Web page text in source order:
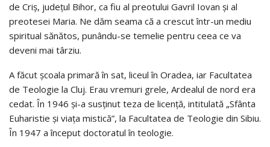
de Criș, județul Bihor, ca fiu al preotului Gavril Iovan şi al
preotesei Maria. Ne dăm seama că a crescut într-un mediu
spiritual sănătos, punându-se temelie pentru ceea ce va
deveni mai târziu.
A făcut şcoala primară în sat, liceul în Oradea, iar Facultatea
de Teologie la Cluj. Erau vremuri grele, Ardealul de nord era
cedat. În 1946 şi-a susţinut teza de licenţă, intitulată „Sfânta
Euharistie şi viaţa mistică”, la Facultatea de Teologie din Sibiu.
În 1947 a început doctoratul în teologie.